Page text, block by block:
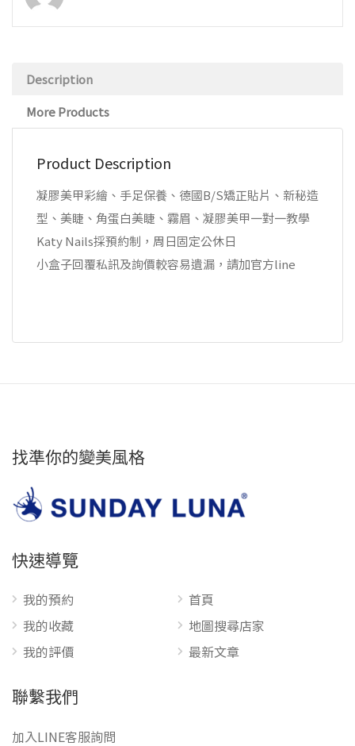
Description
More Products
Product Description
凝膠美甲彩繪、手足保養、德國B/S矯正貼片、新秘造
型、美睫、角蛋白美睫、霧眉、凝膠美甲一對一教學
Katy Nails採預約制，周日固定公休日
小盒子回覆私訊及詢價較容易遺漏，請加官方line
找準你的變美風格
快速導覽
我的預約
我的收藏
我的評價
首頁
地圖搜尋店家
最新文章
聯繫我們
加入LINE客服詢問